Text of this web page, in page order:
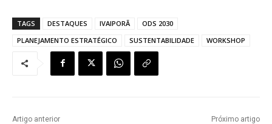
TAGS DESTAQUES IVAIPORÃ
ODS 2030
PLANEJAMENTO ESTRATÉGICO
SUSTENTABILIDADE WORKSHOP
Artigo anterior Próximo artigo